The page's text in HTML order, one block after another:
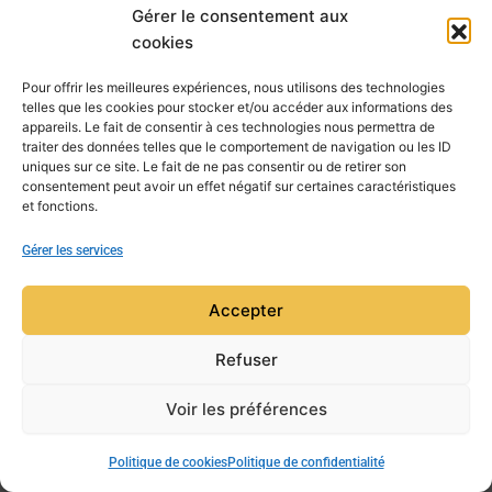
Gérer le consentement aux
cookies
Pour offrir les meilleures expériences, nous utilisons des technologies
telles que les cookies pour stocker et/ou accéder aux informations des
appareils. Le fait de consentir à ces technologies nous permettra de
traiter des données telles que le comportement de navigation ou les ID
uniques sur ce site. Le fait de ne pas consentir ou de retirer son
consentement peut avoir un effet négatif sur certaines caractéristiques
et fonctions.
Gérer les services
Accepter
Refuser
Voir les préférences
Politique de cookiesPolitique de confidentialité
Copyright © 2026 Mensa Aquitaine | Powered by